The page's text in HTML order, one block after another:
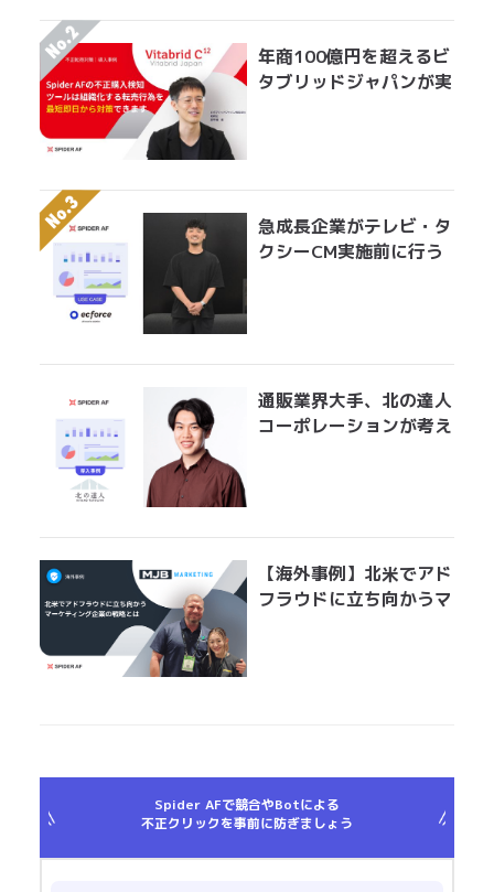
現した無効クリック対策
年商100億円を超えるビ
タブリッドジャパンが実
急成長企業がテレビ・タ
クシーCM実施前に行う
通販業界大手、北の達人
コーポレーションが考え
【海外事例】北米でアド
フラウドに立ち向かうマ
Spider AFで競合やBotによる
不正クリックを事前に防ぎましょう